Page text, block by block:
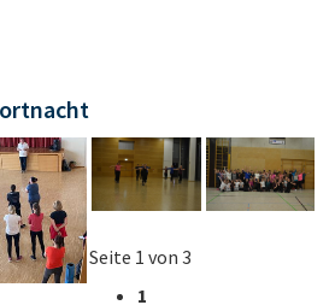
Seite 1 von 3
1